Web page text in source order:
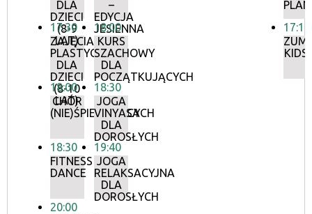
DLA
DZIECI
(8-9
LAT)
17:30
ZAJĘCIA
PLASTYCZNE
DLA
DZIECI
(8-10
LAT)
18:00
CHÓR
(NIE)ŚPIEWAJĄCYCH
18:30
FITNESS
DANCE
20:00
–
EDYCJA
JESIENNA
18:00
KURS
SZACHOWY
DLA
POCZĄTKUJĄCYCH
18:30
JOGA
VINYASA
DLA
DOROSŁYCH
19:40
JOGA
RELAKSACYJNA
DLA
DOROSŁYCH
17:10